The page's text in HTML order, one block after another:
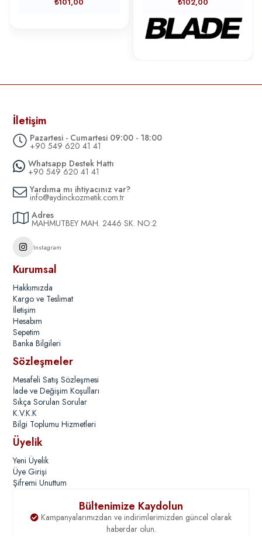
İletişim
Pazartesi - Cumartesi 09:00 - 18:00
+90 549 620 41 41
Whatsapp Destek Hattı
+90 549 620 41 41
Yardıma mı ihtiyacınız var?
info@aydinckozmetik.com.tr
Adres
MAHMUTBEY MAH. 2446 SK. NO:2
Instagram
Kurumsal
Hakkımızda
Kargo ve Teslimat
İletişim
Hesabım
Sepetim
Banka Bilgileri
Sözleşmeler
Mesafeli Satış Sözleşmesi
İade ve Değişim Koşulları
Sıkça Sorulan Sorular
K.V.K.K
Bilgi Toplumu Hizmetleri
Üyelik
Yeni Üyelik
Üye Girişi
Şifremi Unuttum
Bültenimize Kaydolun
Kampanyalarımızdan ve indirimlerimizden güncel olarak
haberdar olun.